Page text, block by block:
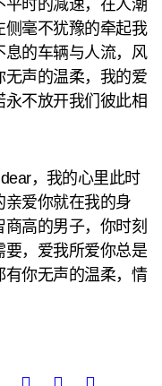
时的减速，在人潮
毫不犹豫的牵起我
息的车辆与人流，风
声的温柔，我的爱
不放开我们彼此相
，我的心里此时
亲爱你就在我的身
高的男子，你时刻
，爱我所爱你总是
你无声的温柔，情